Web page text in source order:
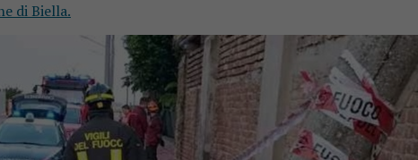
di Biella.